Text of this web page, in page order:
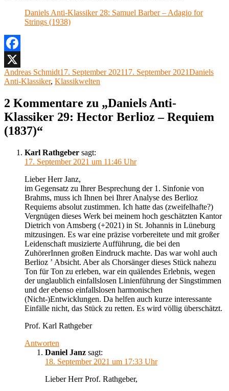
Daniels Anti-Klassiker 28: Samuel Barber – Adagio for
Strings (1938)
Facebook
X
Autor
Andreas SchmidtVeröffentlicht
am
17. September 202117. September 2021Kategorien
Daniels
Anti-Klassiker, Klassikwelten
2 Kommentare zu „Daniels Anti-
Klassiker 29: Hector Berlioz – Requiem
(1837)“
Karl Rathgeber sagt:
17. September 2021 um 11:46 Uhr
Lieber Herr Janz,
im Gegensatz zu Ihrer Besprechung der 1. Sinfonie von
Brahms, muss ich Ihnen bei Ihrer Analyse des Berlioz
Requiems absolut zustimmen. Ich hatte das (zweifelhafte?)
Vergnügen dieses Werk bei meinem hoch geschätzten Kantor
Dietrich von Amsberg (+2021) in St. Johannis in Lüneburg
mitzusingen. Es war eine präzise vorbereitete und mit großer
Leidenschaft musizierte Aufführung, die bei den
ZuhörerInnen großen Eindruck machte. Das war wohl auch
Berlioz ʼ Absicht. Aber als Chorsänger dieses Stück nahezu
Ton für Ton zu erleben, war ein quälendes Erlebnis, wegen
der unglaublich einfallslosen Linienführung der Singstimmen
und der ebenso einfallslosen harmonischen
(Nicht-)Entwicklungen. Da helfen auch kurze interessante
Einfälle nicht, das Stück zu retten. Es wird völlig überschätzt.
Prof. Karl Rathgeber
Antworten
Daniel Janz sagt:
18. September 2021 um 17:33 Uhr
Lieber Herr Prof. Rathgeber,